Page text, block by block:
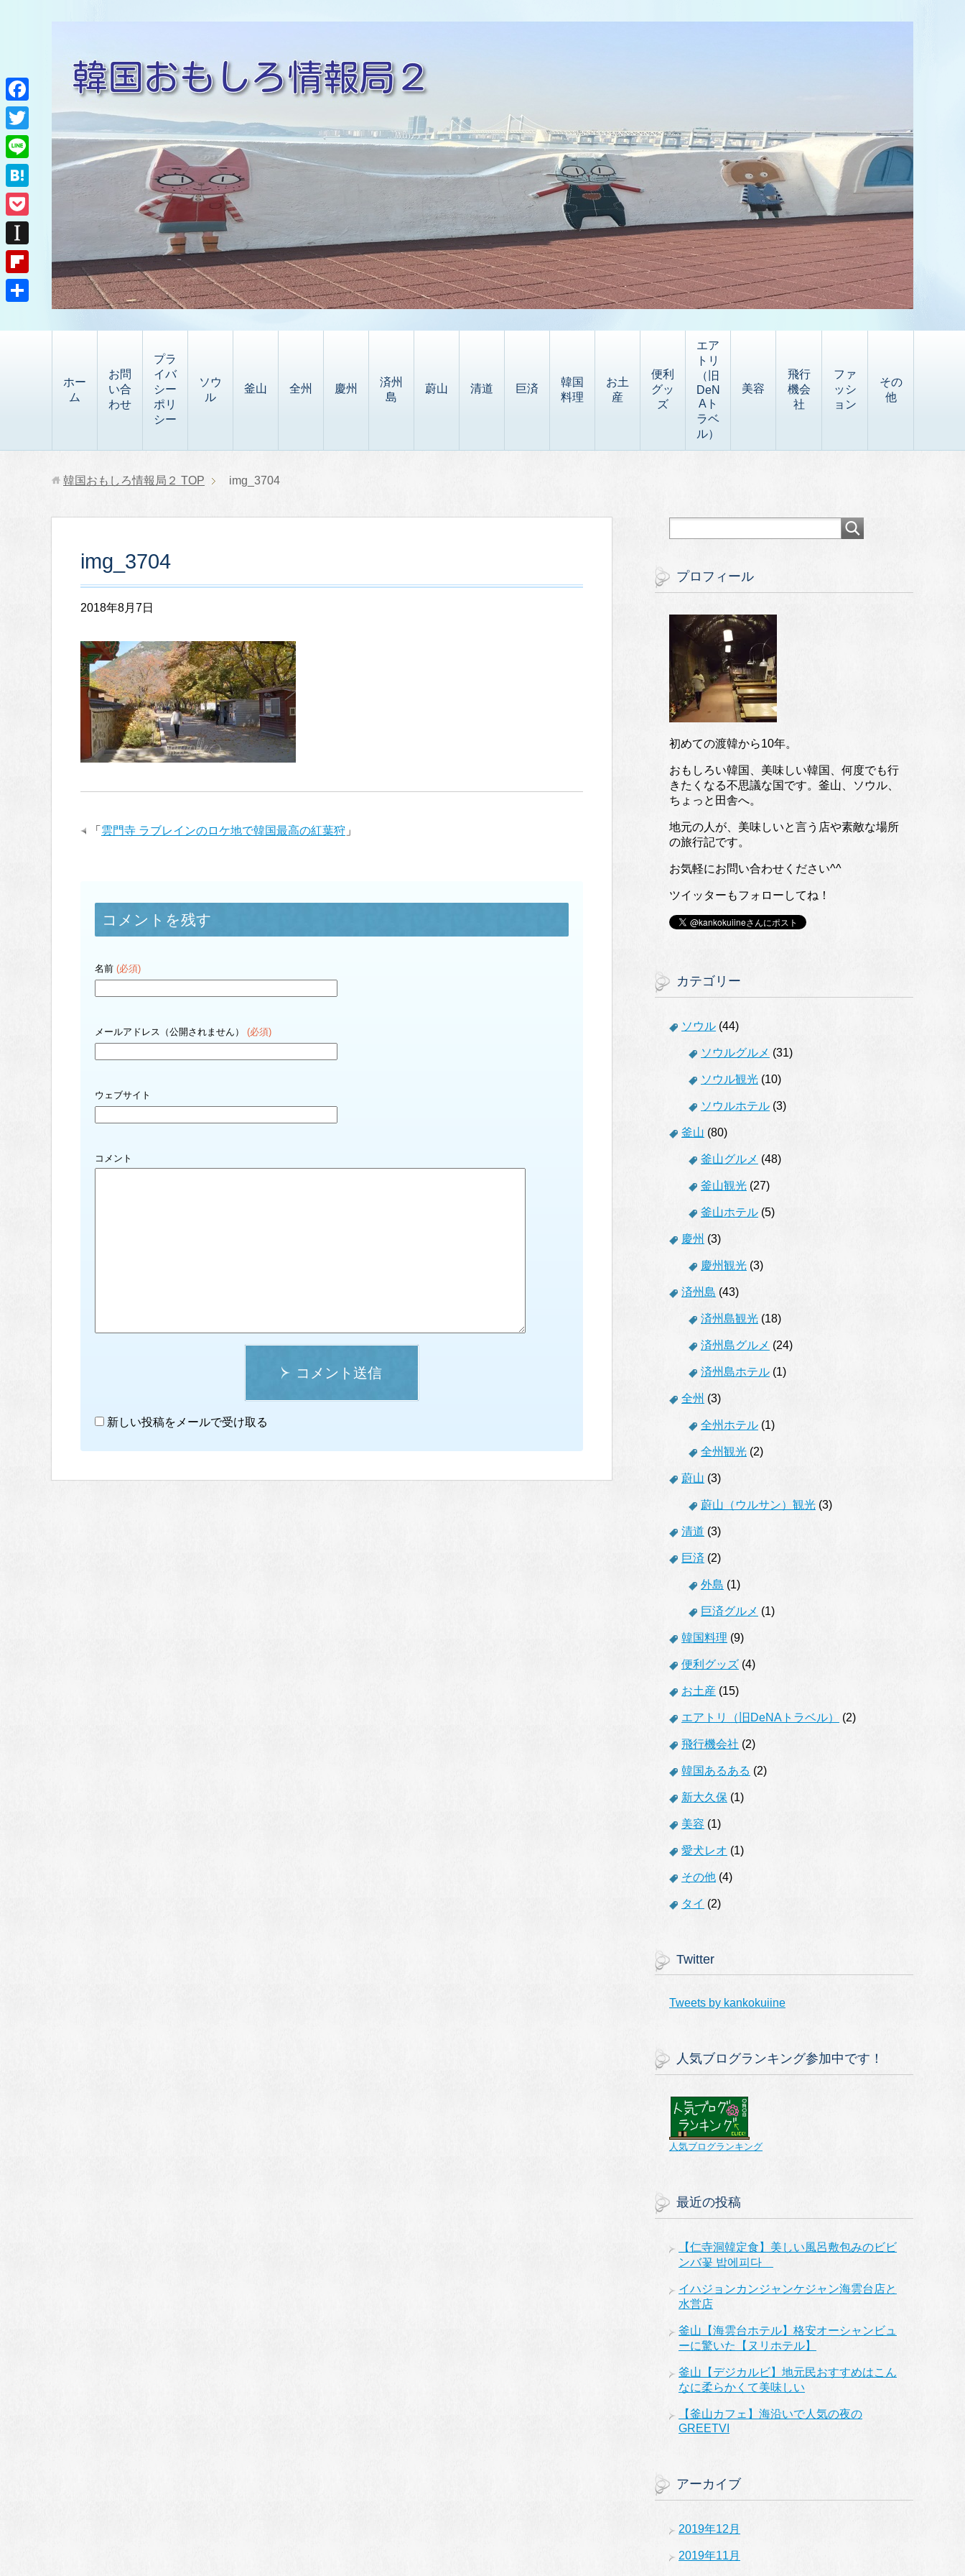
ホー
ム
お問
い合
わせ
プラ
イバ
シー
ポリ
シー
ソウ
ル
釜山 全州 慶州
済州
島
蔚山 清道 巨済
韓国
料理
お土
産
便利
グッ
ズ
エア
トリ
（旧
DeN
Aト
ラベ
ル）
美容
飛行
機会
社
ファ
ッシ
ョン
その
他
韓国おもしろ情報局２ TOP img_3704
img_3704
2018年8月7日
「 雲門寺 ラブレインのロケ地で韓国最高の紅葉狩 」
コメントを残す
名前 (必須)
メールアドレス（公開されません） (必須)
ウェブサイト
コメント
コメント送信
新しい投稿をメールで受け取る
プロフィール
初めての渡韓から10年。
おもしろい韓国、美味しい韓国、何度でも行
きたくなる不思議な国です。釜山、ソウル、
ちょっと田舎へ。
地元の人が、美味しいと言う店や素敵な場所
の旅行記です。
お気軽にお問い合わせください^^
ツイッターもフォローしてね！
カテゴリー
ソウル (44)
ソウルグルメ (31)
ソウル観光 (10)
ソウルホテル (3)
釜山 (80)
釜山グルメ (48)
釜山観光 (27)
釜山ホテル (5)
慶州 (3)
慶州観光 (3)
済州島 (43)
済州島観光 (18)
済州島グルメ (24)
済州島ホテル (1)
全州 (3)
全州ホテル (1)
全州観光 (2)
蔚山 (3)
蔚山（ウルサン）観光 (3)
清道 (3)
巨済 (2)
外島 (1)
巨済グルメ (1)
韓国料理 (9)
便利グッズ (4)
お土産 (15)
エアトリ（旧DeNAトラベル） (2)
飛行機会社 (2)
韓国あるある (2)
新大久保 (1)
美容 (1)
愛犬レオ (1)
その他 (4)
タイ (2)
Twitter
Tweets by kankokuiine
人気ブログランキング参加中です！
人気ブログランキング
最近の投稿
【仁寺洞韓定食】美しい風呂敷包みのビビ
ンバ꽃 밥에피다
イハジョンカンジャンケジャン海雲台店と
水営店
釜山【海雲台ホテル】格安オーシャンビュ
ーに驚いた【ヌリホテル】
釜山【デジカルビ】地元民おすすめはこん
なに柔らかくて美味しい
【釜山カフェ】海沿いで人気の夜の
GREETVI
アーカイブ
2019年12月
2019年11月
F
a
c
e
b
o
o
k
T
w
i
e
r
L
i
n
H
a
t
e
n
P
o
c
k
I
n
s
F
i